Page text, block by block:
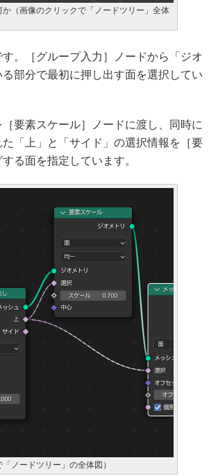
（画像のクリックで「ノードツリー」全体
。［グループ入力］ノードから「ジオ
部分で最初に押し出す面を選択してい
要素スケール］ノードに渡し、同時に
「上」と「サイド」の選択情報を［要
る面を指定しています。
ノードツリー」の全体図）